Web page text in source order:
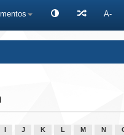
A-
J K L M N